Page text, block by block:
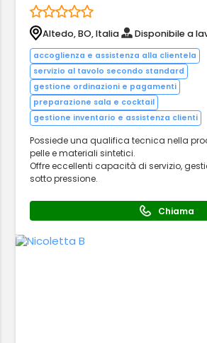
Altedo, BO, Italia Disponibile a
accoglienza e assistenza alla clientela
servizio al tavolo secondo standard
gestione ordinazioni e pagamenti
preparazione sala e cocktail
gestione inventario e assistenza clienti
Possiede una qualifica tecnica nella
pelle e materiali sintetici.
Offre eccellenti capacità di servizio,
sotto pressione.
Chiama